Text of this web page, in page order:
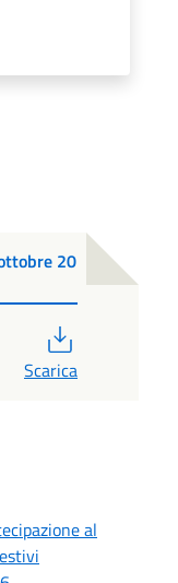
20
Scarica
al